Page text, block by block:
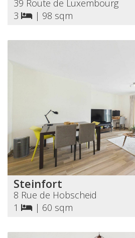
39 Route de Luxembourg
3
| 98 sqm
Steinfort
8 Rue de Hobscheid
1
| 60 sqm